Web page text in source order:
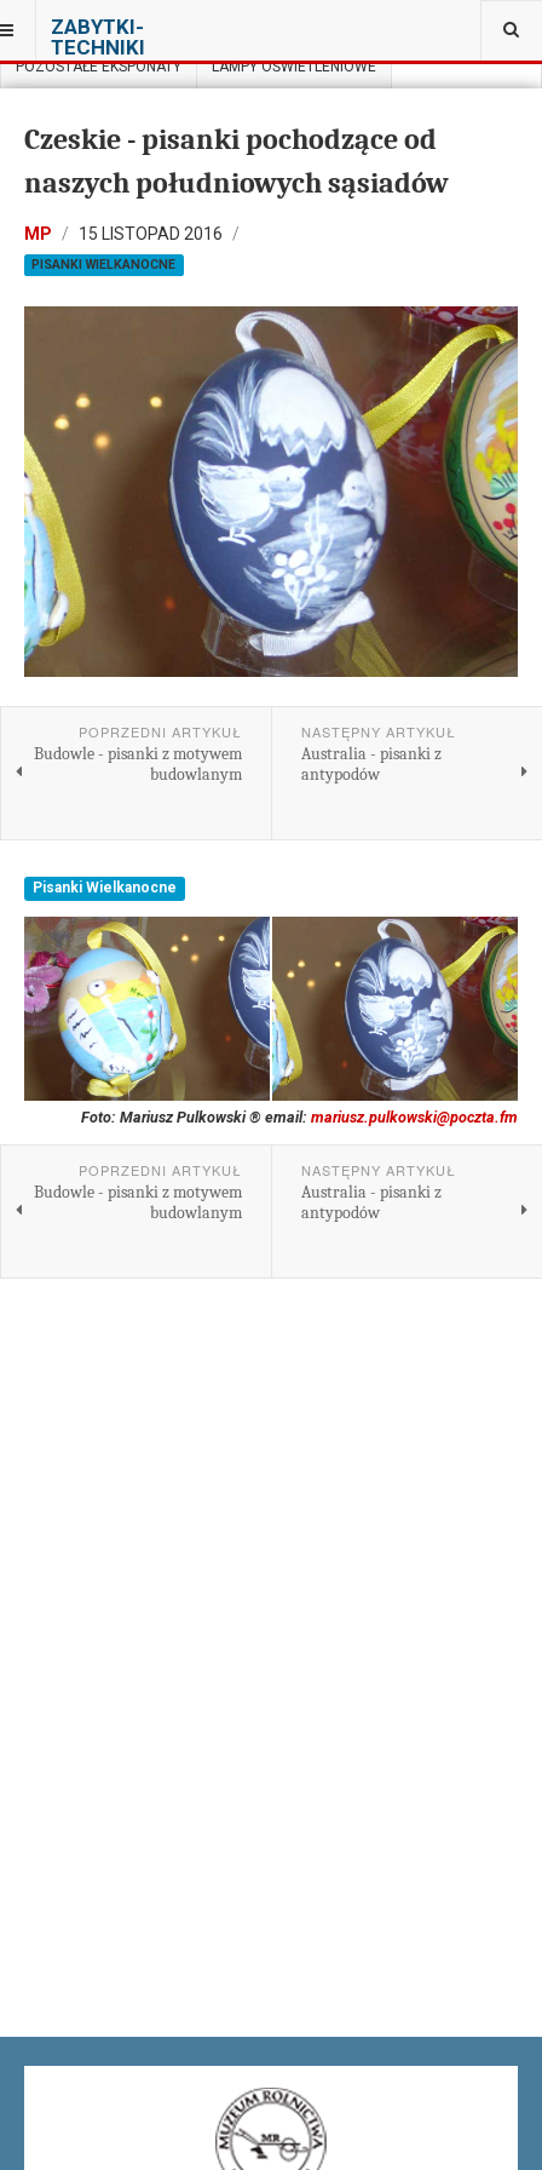
ZABYTKI-
TECHNIKI
JESTEŚ TUTAJ: MUZEUM ROLNICTWA IM. KS. KLUKA CIECHANOWCU
POZOSTAŁE EKSPONATY LAMPY OŚWIETLENIOWE
Czeskie - pisanki pochodzące od
naszych południowych sąsiadów
MP 15 LISTOPAD 2016
PISANKI WIELKANOCNE
POPRZEDNI ARTYKUŁ
Budowle - pisanki z motywem
budowlanym
NASTĘPNY ARTYKUŁ
Australia - pisanki z
antypodów
Pisanki Wielkanocne
Foto: Mariusz Pulkowski ® email: mariusz.pulkowski@poczta.fm
POPRZEDNI ARTYKUŁ
Budowle - pisanki z motywem
budowlanym
NASTĘPNY ARTYKUŁ
Australia - pisanki z
antypodów